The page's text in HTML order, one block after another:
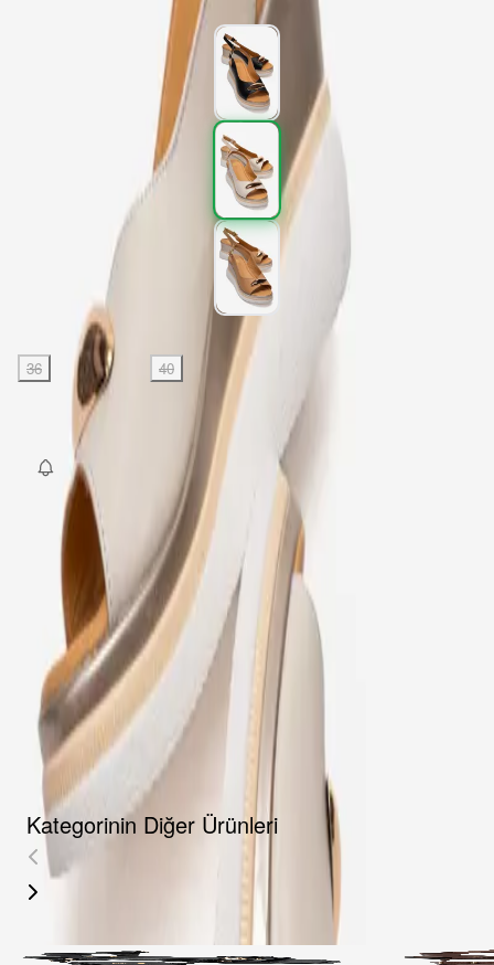
36 37 38 40
SEPETE EKLE
Fırsat Kombini Componenti Buraya Gelecek
ÜRÜN HAKKINDA
TAKSIT SEÇENEKLERI
YORUMLAR
AKSESUARLAR
Kategorinin Diğer Ürünleri